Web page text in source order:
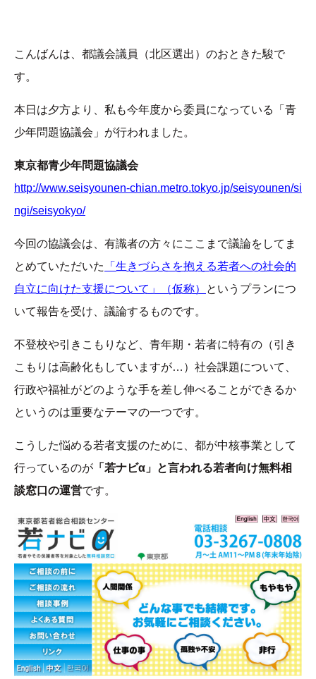
こんばんは、都議会議員（北区選出）のおときた駿で
す。
本日は夕方より、私も今年度から委員になっている「青
少年問題協議会」が行われました。
東京都青少年問題協議会
http://www.seisyounen-chian.metro.tokyo.jp/seisyounen/si
ngi/seisyokyo/
今回の協議会は、有識者の方々にここまで議論をしてま
とめていただいた
「生きづらさを抱える若者への社会的
自立に向けた支援について」（仮称）
というプランにつ
いて報告を受け、議論するものです。
不登校や引きこもりなど、青年期・若者に特有の（引き
こもりは高齢化もしていますが…）社会課題について、
行政や福祉がどのような手を差し伸べることができるか
というのは重要なテーマの一つです。
こうした悩める若者支援のために、都が中核事業として
行っているのが 「若ナビα」と言われる若者向け無料相
談窓口の運営です。